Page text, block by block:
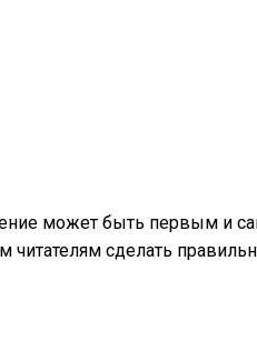
может быть первым и
сделать